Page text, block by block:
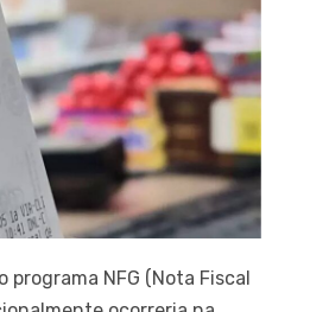
programa NFG (Nota Fiscal